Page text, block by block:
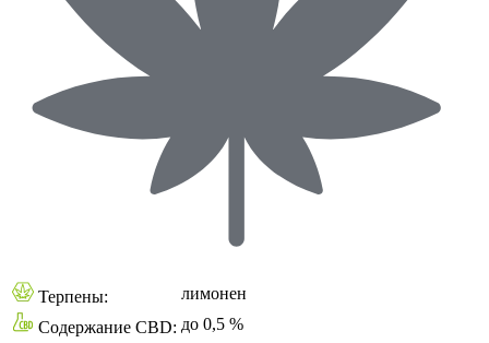
Терпены:
лимонен
Содержание CBD: до 0,5 %